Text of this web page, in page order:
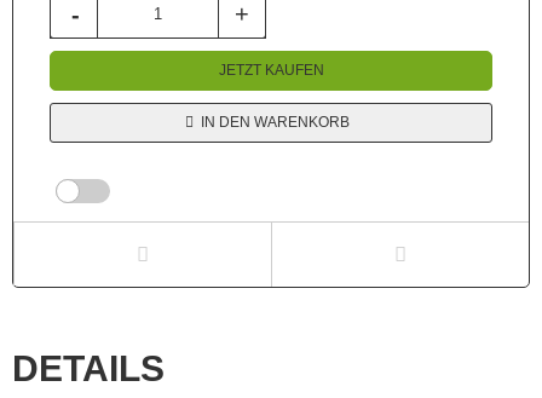
JETZT KAUFEN
IN DEN WARENKORB
DETAILS